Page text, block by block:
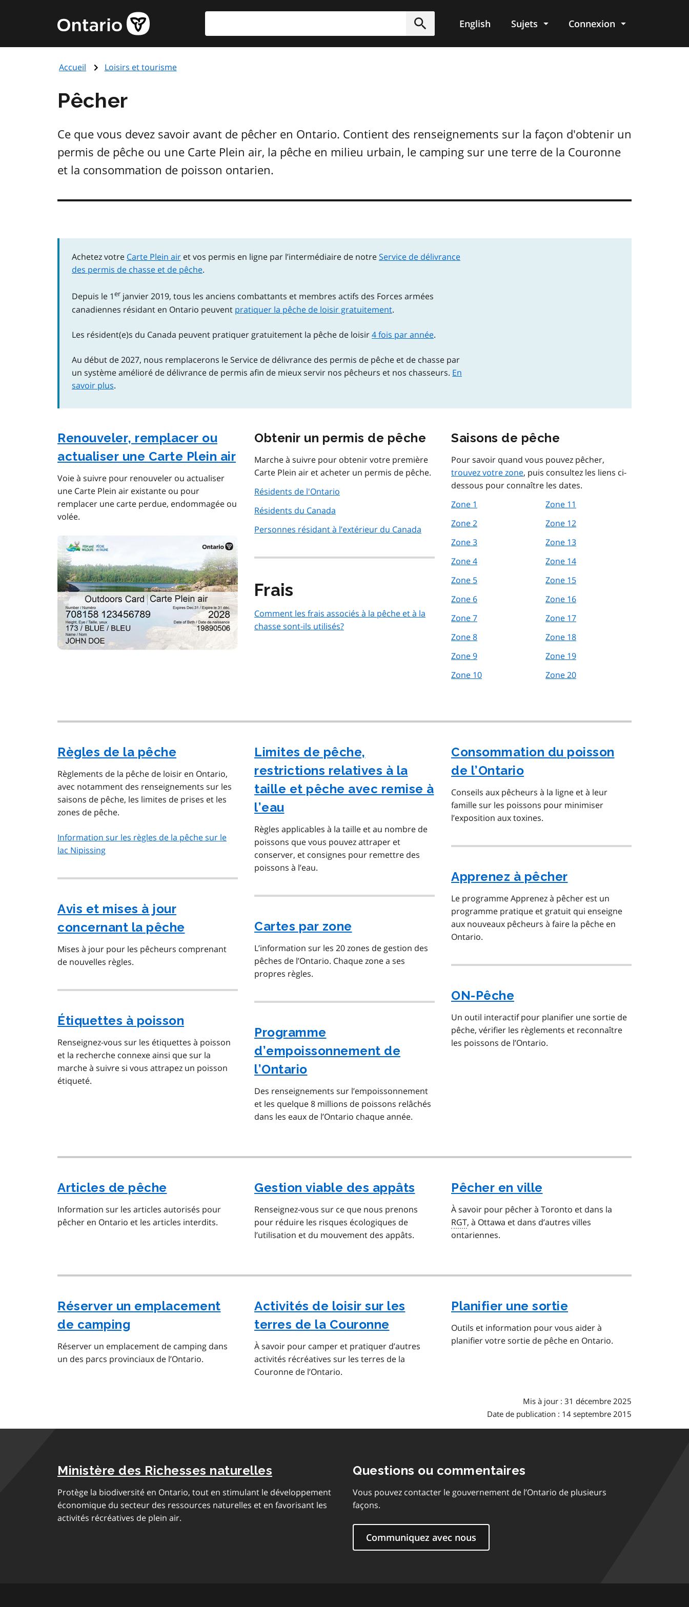
principal
Page
d'accueil
de
Soumettre
English Sujets Connexion
Accueil Loisirs et tourisme
Pêcher
Ce que vous devez savoir avant de pêcher en Ontario. Contient des renseignements sur la façon d'obtenir un
permis de pêche ou une Carte Plein air, la pêche en milieu urbain, le camping sur une terre de la Couronne
et la consommation de poisson ontarien.
Achetez votre Carte Plein air et vos permis en ligne par l’intermédiaire de notreService de délivrance
des permis de chasse et de pêche.
Depuis le 1er janvier 2019, tous les anciens combattants et membres actifs des Forces armées
canadiennes résidant en Ontario peuvent pratiquer la pêche de loisir gratuitement.
Les résident(e)s du Canada peuvent pratiquer gratuitement la pêche de loisir4 fois par année.
Au début de 2027, nous remplacerons le Service de délivrance des permis de pêche et de chasse par
un système amélioré de délivrance de permis afin de mieux servir nos pêcheurs et nos chasseurs. En
savoir plus.
Renouveler, remplacer ou
actualiser une Carte Plein air
Voie à suivre pour renouveler ou actualiser
une Carte Plein air existante ou pour
remplacer une carte perdue, endommagée ou
volée.
Image
Obtenir un permis de pêche
Marche à suivre pour obtenir votre première
Carte Plein air et acheter un permis de pêche.
Résidents de l'Ontario
Résidents du Canada
Personnes résidant à l’extérieur du Canada
Frais
Comment les frais associés à la pêche et à la
chasse sont-ils utilisés?
Saisons de pêche
Pour savoir quand vous pouvez pêcher,
trouvez votre zone, puis consultez les liens ci-
dessous pour connaître les dates.
Zone 1
Zone 2
Zone 3
Zone 4
Zone 5
Zone 6
Zone 7
Zone 8
Zone 9
Zone 10
Zone 11
Zone 12
Zone 13
Zone 14
Zone 15
Zone 16
Zone 17
Zone 18
Zone 19
Zone 20
Règles de la pêche
Règlements de la pêche de loisir en Ontario,
avec notamment des renseignements sur les
saisons de pêche, les limites de prises et les
zones de pêche.
Information sur les règles de la pêche sur le
lac Nipissing
Avis et mises à jour
concernant la pêche
Mises à jour pour les pêcheurs comprenant
de nouvelles règles.
Étiquettes à poisson
Renseignez-vous sur les étiquettes à poisson
et la recherche connexe ainsi que sur la
marche à suivre si vous attrapez un poisson
étiqueté.
Limites de pêche,
restrictions relatives à la
taille et pêche avec remise à
l’eau
Règles applicables à la taille et au nombre de
poissons que vous pouvez attraper et
conserver, et consignes pour remettre des
poissons à l’eau.
Cartes par zone
L’information sur les 20 zones de gestion des
pêches de l’Ontario. Chaque zone a ses
propres règles.
Programme
d’empoissonnement de
l’Ontario
Des renseignements sur l’empoissonnement
et les quelque 8 millions de poissons relâchés
dans les eaux de l’Ontario chaque année.
Consommation du poisson
de l’Ontario
Conseils aux pêcheurs à la ligne et à leur
famille sur les poissons pour minimiser
l’exposition aux toxines.
Apprenez à pêcher
Le programme Apprenez à pêcher est un
programme pratique et gratuit qui enseigne
aux nouveaux pêcheurs à faire la pêche en
Ontario.
ON-Pêche
Un outil interactif pour planifier une sortie de
pêche, vérifier les règlements et reconnaître
les poissons de l’Ontario.
Articles de pêche
Information sur les articles autorisés pour
pêcher en Ontario et les articles interdits.
Gestion viable des appâts
Renseignez-vous sur ce que nous prenons
pour réduire les risques écologiques de
l’utilisation et du mouvement des appâts.
Pêcher en ville
À savoir pour pêcher à Toronto et dans la
RGT, à Ottawa et dans d’autres villes
ontariennes.
Réserver un emplacement
de camping
Réserver un emplacement de camping dans
un des parcs provinciaux de l’Ontario.
Activités de loisir sur les
terres de la Couronne
À savoir pour camper et pratiquer d’autres
activités récréatives sur les terres de la
Couronne de l’Ontario.
Planifier une sortie
Outils et information pour vous aider à
planifier votre sortie de pêche en Ontario.
Mis à jour : 31 décembre 2025
Date de publication : 14 septembre 2015
Ministère des Richesses naturelles
Protège la biodiversité en Ontario, tout en stimulant le développement
économique du secteur des ressources naturelles et en favorisant les
activités récréatives de plein air.
Questions ou commentaires
Vous pouvez contacter le gouvernement de l’Ontario de plusieurs
façons.
Communiquez avec nous